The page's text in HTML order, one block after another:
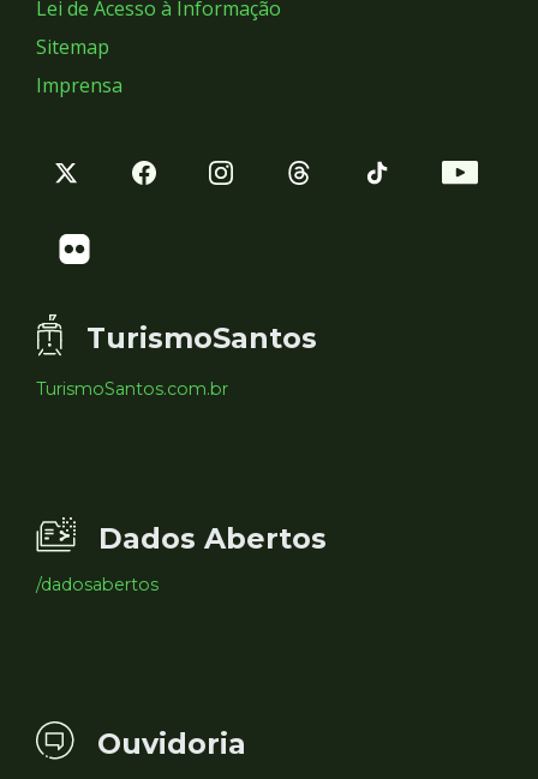
Lei de Acesso à Informação
Sitemap
Imprensa
TurismoSantos
TurismoSantos.com.br
Dados Abertos
/dadosabertos
Ouvidoria